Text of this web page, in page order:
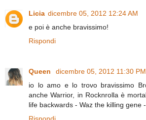
Licia dicembre 05, 2012 12:24 AM
e poi è anche bravissimo!
Rispondi
Queen
dicembre 05, 2012 11:30 PM
io lo amo e lo trovo bravissimo
anche Warrior, in Rocknrolla è
life backwards - Waz the killing gene